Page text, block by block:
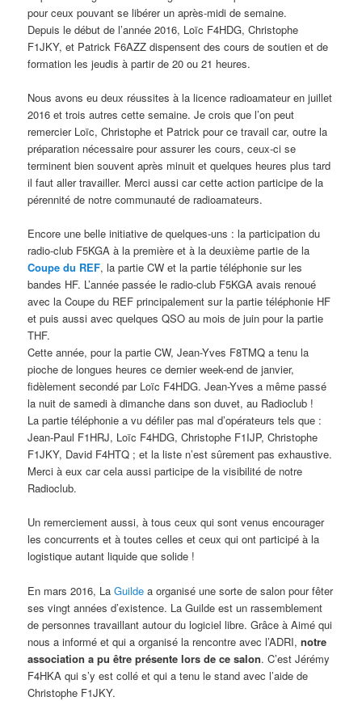
pour ceux pouvant se libérer un après-midi de semaine.
Depuis le début de l’année 2016, Loïc F4HDG, Christophe
F1JKY, et Patrick F6AZZ dispensent des cours de soutien et de
formation les jeudis à partir de 20 ou 21 heures.
Nous avons eu deux réussites à la licence radioamateur en juillet
2016 et trois autres cette semaine. Je crois que l’on peut
remercier Loïc, Christophe et Patrick pour ce travail car, outre la
préparation nécessaire pour assurer les cours, ceux-ci se
terminent bien souvent après minuit et quelques heures plus tard
il faut aller travailler. Merci aussi car cette action participe de la
pérennité de notre communauté de radioamateurs.
Encore une belle initiative de quelques-uns : la participation du
radio-club F5KGA à la première et à la deuxième partie de la
Coupe du REF, la partie CW et la partie téléphonie sur les
bandes HF. L’année passée le radio-club F5KGA avais renoué
avec la Coupe du REF principalement sur la partie téléphonie HF
et puis aussi avec quelques QSO au mois de juin pour la partie
THF.
Cette année, pour la partie CW, Jean-Yves F8TMQ a tenu la
pioche de longues heures ce dernier week-end de janvier,
fidèlement secondé par Loïc F4HDG. Jean-Yves a même passé
la nuit de samedi à dimanche dans son duvet, au Radioclub !
La partie téléphonie a vu défiler pas mal d’opérateurs tels que :
Jean-Paul F1HRJ, Loïc F4HDG, Christophe F1IJP, Christophe
F1JKY, David F4HTQ ; et la liste n’est sûrement pas exhaustive.
Merci à eux car cela aussi participe de la visibilité de notre
Radioclub.
Un remerciement aussi, à tous ceux qui sont venus encourager
les concurrents et à toutes celles et ceux qui ont participé à la
logistique autant liquide que solide !
En mars 2016, LaGuilde a organisé une sorte de salon pour fêter
ses vingt années d’existence. La Guilde est un rassemblement
de personnes travaillant autour du logiciel libre. Grâce à Aimé qui
nous a informé et qui a organisé la rencontre avec l’ADRI,notre
association a pu être présente lors de ce salon. C’est Jérémy
F4HKA qui s’y est collé et qui a tenu le stand avec l’aide de
Christophe F1JKY.